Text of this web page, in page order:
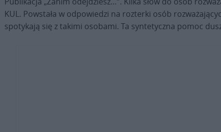
KUL. Powstała w odpowiedzi na rozterki osób
spotykają się z takimi osobami. Ta syntetyczna pomoc